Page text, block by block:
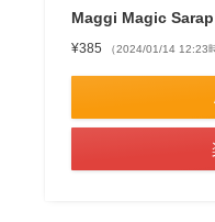
Maggi Magic
¥385 （2024/01/14 12:23